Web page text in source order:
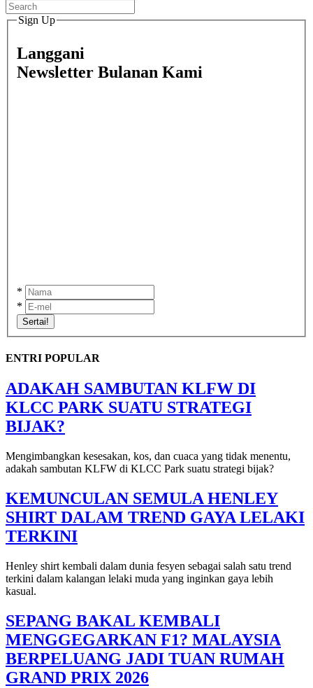
Sign Up
Langgani
Newsletter Bulanan Kami
*
*
Sertai!
ENTRI POPULAR
ADAKAH SAMBUTAN KLFW DI
KLCC PARK SUATU STRATEGI
BIJAK?
Mengimbangkan kesesakan, kos, dan cuaca yang tidak menentu,
adakah sambutan KLFW di KLCC Park suatu strategi bijak?
KEMUNCULAN SEMULA HENLEY
SHIRT DALAM TREND GAYA LELAKI
TERKINI
Henley shirt kembali dalam dunia fesyen sebagai salah satu trend
terkini dalam kalangan lelaki muda yang inginkan gaya lebih
kasual.
SEPANG BAKAL KEMBALI
MENGGEGARKAN F1? MALAYSIA
BERPELUANG JADI TUAN RUMAH
GRAND PRIX 2026